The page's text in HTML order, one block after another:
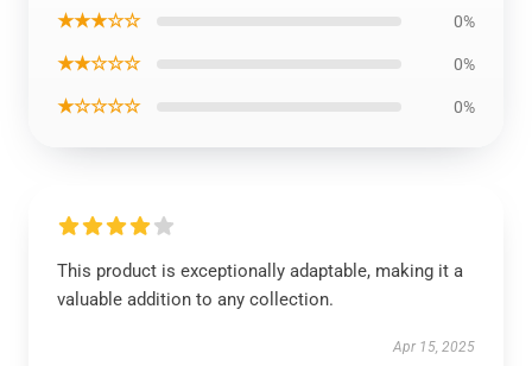
★★★☆☆ 0%
★★☆☆☆ 0%
★☆☆☆☆ 0%
This product is exceptionally adaptable, making it a
valuable addition to any collection.
Apr 15, 2025